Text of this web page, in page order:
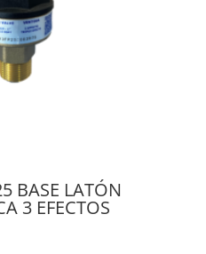
BASE LATÓN
3 EFECTOS